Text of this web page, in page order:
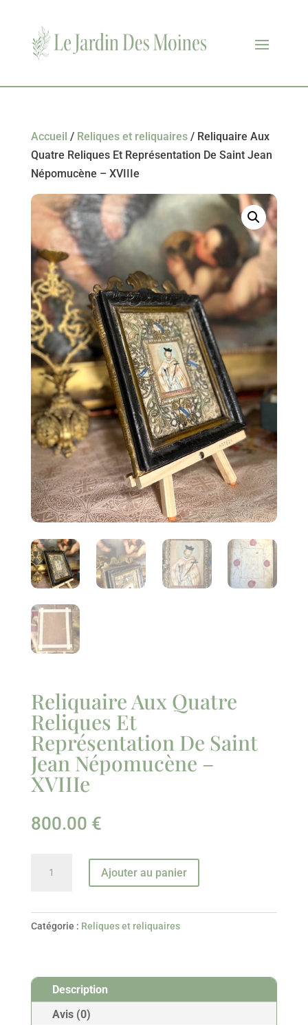
Accueil / Reliques et reliquaires/ Reliquaire Aux
Quatre Reliques Et Représentation De Saint Jean
Népomucène – XVIIIe
Reliquaire Aux Quatre
Reliques Et
Représentation De Saint
Jean Népomucène –
XVIIIe
800.00 €
Et
Représentation
Ajouter au panier
Catégorie : Reliques et reliquaires
Description
Avis (0)